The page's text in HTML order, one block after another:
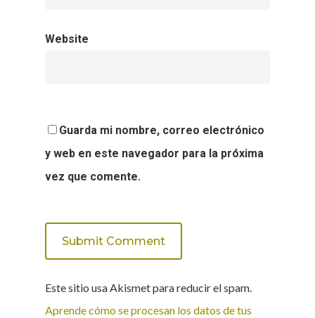
Website
Guarda mi nombre, correo electrónico
y web en este navegador para la próxima
vez que comente.
Este sitio usa Akismet para reducir el spam.
Aprende cómo se procesan los datos de tus